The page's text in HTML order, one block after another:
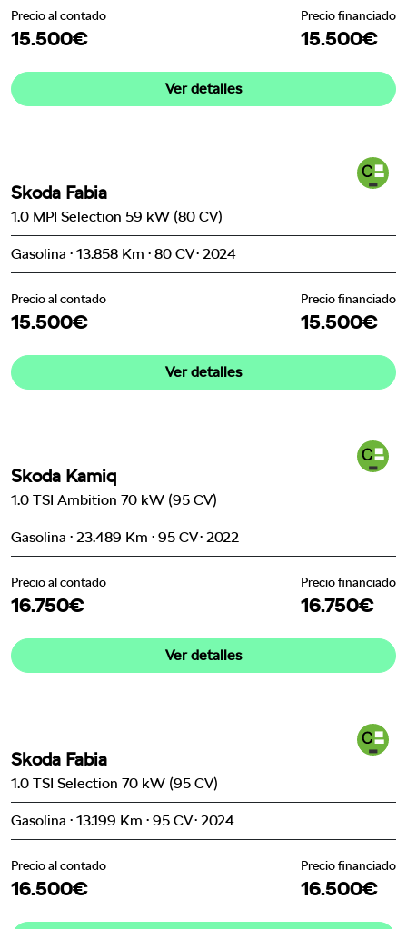
Precio al contado
15.500€
Precio financiado
15.500€
Ver detalles
Skoda Fabia
1.0 MPI Selection 59 kW (80 CV)
Gasolina · 13.858 Km · 80 CV · 2024
Precio al contado
15.500€
Precio financiado
15.500€
Ver detalles
Skoda Kamiq
1.0 TSI Ambition 70 kW (95 CV)
Gasolina · 23.489 Km · 95 CV · 2022
Precio al contado
16.750€
Precio financiado
16.750€
Ver detalles
Skoda Fabia
1.0 TSI Selection 70 kW (95 CV)
Gasolina · 13.199 Km · 95 CV · 2024
Precio al contado
16.500€
Precio financiado
16.500€